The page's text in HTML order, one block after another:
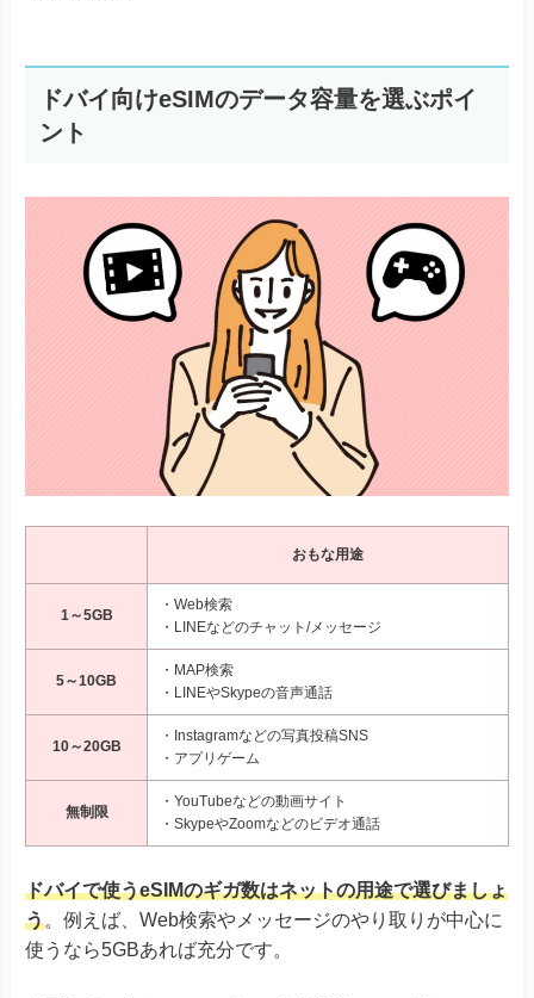
ドバイ向けeSIMのデータ容量を選ぶポイ
ント
おもな用途
1～5GB
・Web検索
・LINEなどのチャット/メッセージ
5～10GB
・MAP検索
・LINEやSkypeの音声通話
10～20GB
・Instagramなどの写真投稿SNS
・アプリゲーム
無制限
・YouTubeなどの動画サイト
・SkypeやZoomなどのビデオ通話
ドバイで使うeSIMのギガ数はネットの用途で選びましょ
う。例えば、Web検索やメッセージのやり取りが中心に
使うなら5GBあれば充分です。